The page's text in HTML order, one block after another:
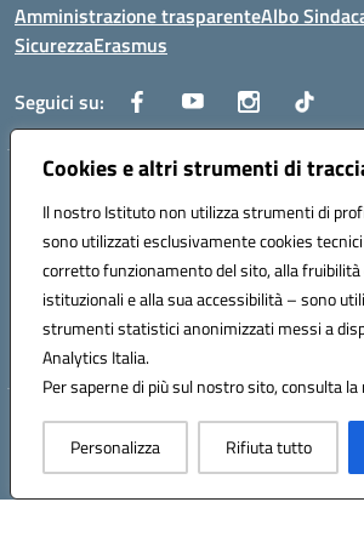
Cookies e altri strumenti di
Il nostro Istituto non utilizza strumenti di
sono utilizzati esclusivamente cookies
corretto funzionamento del sito, alla fruibilità
istituzionali e alla sua accessibilità – sono
strumenti statistici anonimizzati messi a
Analytics Italia.
Per saperne di più sul nostro sito, consulta la
Personalizza Rifiuta tutto
Amministrazione trasparenteAlbo
SicurezzaErasmus
Seguici su:
Centralino:0885.426034 Email:
Posta elettronica certificata (PEC):
Codice fiscale: 81002930717
Codice meccanografico:FGTD02000P
Codice unico di fatturazione (CUF): UFUN7Y
Hosting & Powered by 3D
Concept & Design by